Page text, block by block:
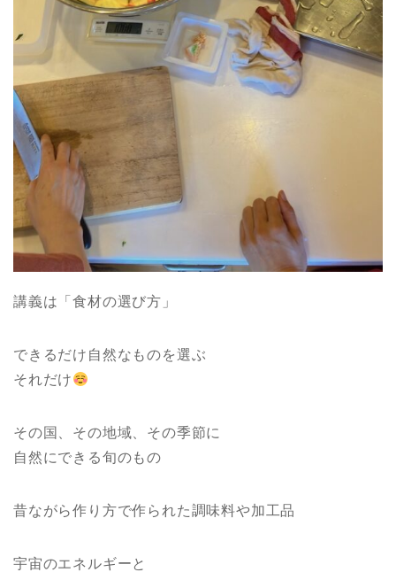
講義は「食材の選び方」
できるだけ自然なものを選ぶ
それだけ
その国、その地域、その季節に
自然にできる旬のもの
昔ながら作り方で作られた調味料や加工品
宇宙のエネルギーと